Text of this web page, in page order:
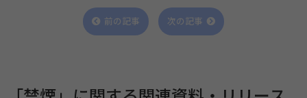
前の記事 次の記事